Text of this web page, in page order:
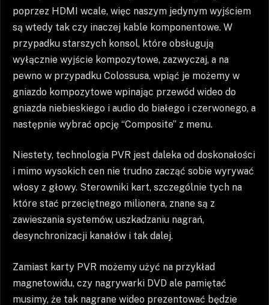
poprzez HDMI wcale, więc naszym jedynym wyjściem
są wtedy tak czy inaczej kable komponentowe. W
przypadku starszych konsol, które obsługują
wyłącznie wyjście kompozytowe, zazwyczaj, a na
pewno w przypadku Colossusa, wpiąć je możemy w
gniazdo kompozytowe wpinając przewód wideo do
gniazda niebieskiego i audio do białego i czerwonego, a
następnie wybrać opcję “Composite” z menu.
Niestety, technologia PVR jest daleka od doskonałości
i mimo wysokich cen nie trudno zacząć sobie wyrywać
włosy z głowy. Sterowniki kart, szczególnie tych na
które stać przeciętnego milionera, znane są z
zawieszania systemów, uszkadzaniu nagrań,
desynchronizacji kanałów i tak dalej.
Zamiast karty PVR możemy użyć na przykład
magnetowidu, czy nagrywarki DVD ale pamiętać
musimy, że tak nagrane wideo prezentować będzie